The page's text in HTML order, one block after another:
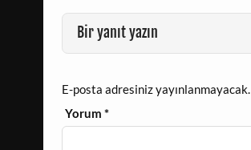
Bir yanıt yazın
E-posta adresiniz yayınlanmayacak.
Yorum*